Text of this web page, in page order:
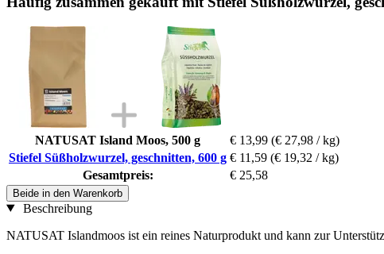
NATUSAT Island Moos, 500 g € 13,99 (€ 27,98 / kg)
Stiefel Süßholzwurzel, geschnitten, 600 g € 11,59 (€ 19,32 / kg)
Gesamtpreis:
€ 25,58
Beide in den Warenkorb
Beschreibung
NATUSAT Islandmoos ist ein reines Naturprodukt und kann zur